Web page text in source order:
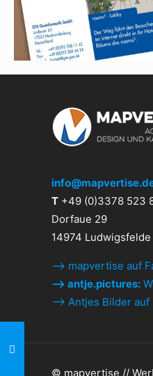
T +49 (0)3378 523
Dorfaue 29
14974 Ludwigsfelde
⟶ mapvertise auf
⟶ antje.pictures:
⟶ Antjes Bilder auf
© mapvertise //